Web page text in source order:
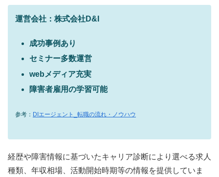
運営会社：株式会社D&I
成功事例あり
セミナー多数運営
webメディア充実
障害者雇用の学習可能
参考： DIエージェント_転職の流れ・ノウハウ
経歴や障害情報に基づいたキャリア診断により選べる求人
種類、年収相場、活動開始時期等の情報を提供していま